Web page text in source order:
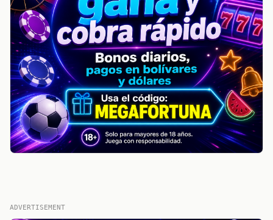
ADVERTISEMENT